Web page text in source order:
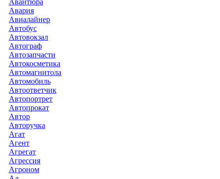
Авантюра
Авария
Авиалайнер
Автобус
Автовокзал
Автограф
Автозапчасти
Автокосметика
Автомагнитола
Автомобиль
Автоответчик
Автопортрет
Автопрокат
Автор
Авторучка
Агат
Агент
Агрегат
Агрессия
Агроном